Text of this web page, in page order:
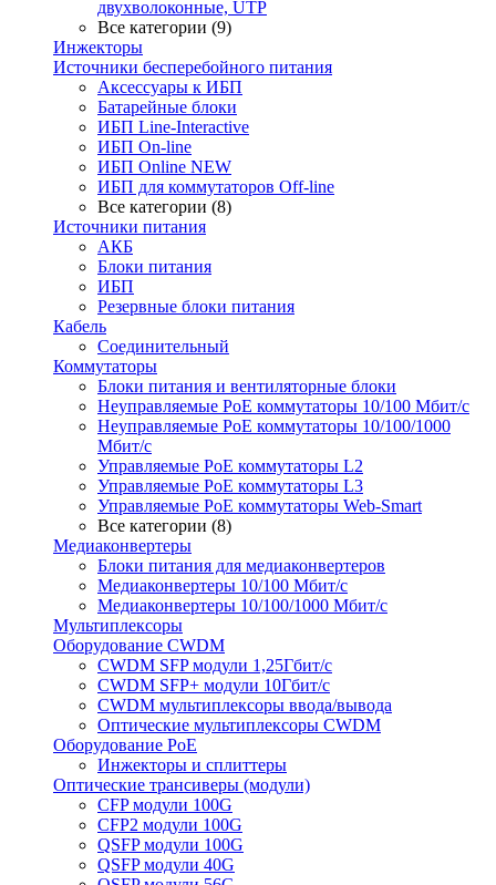
двухволоконные, UTP
Все категории (9)
Инжекторы
Источники бесперебойного питания
Аксессуары к ИБП
Батарейные блоки
ИБП Line-Interactive
ИБП On-line
ИБП Online NEW
ИБП для коммутаторов Off-line
Все категории (8)
Источники питания
АКБ
Блоки питания
ИБП
Резервные блоки питания
Кабель
Соединительный
Коммутаторы
Блоки питания и вентиляторные блоки
Неуправляемые PoE коммутаторы 10/100 Мбит/с
Неуправляемые PoE коммутаторы 10/100/1000
Мбит/с
Управляемые PoE коммутаторы L2
Управляемые PoE коммутаторы L3
Управляемые PoE коммутаторы Web-Smart
Все категории (8)
Медиаконвертеры
Блоки питания для медиаконвертеров
Медиаконвертеры 10/100 Мбит/с
Медиаконвертеры 10/100/1000 Мбит/c
Мультиплексоры
Оборудование CWDM
CWDM SFP модули 1,25Гбит/с
CWDM SFP+ модули 10Гбит/с
CWDM мультиплексоры ввода/вывода
Оптические мультиплексоры CWDM
Оборудование PoE
Инжекторы и сплиттеры
Оптические трансиверы (модули)
CFP модули 100G
CFP2 модули 100G
QSFP модули 100G
QSFP модули 40G